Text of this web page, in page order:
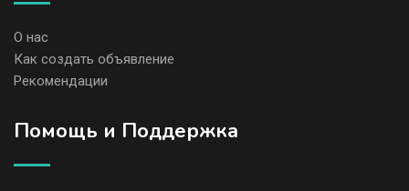
О нас
Как создать объявление
Рекомендации
Помощь и Поддержка